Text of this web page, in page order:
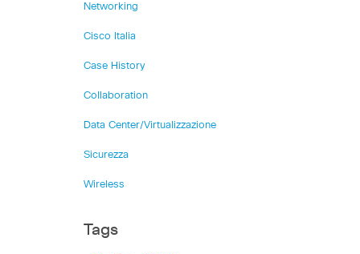
Networking
Cisco Italia
Case History
Collaboration
Data Center/Virtualizzazione
Sicurezza
Wireless
Tags